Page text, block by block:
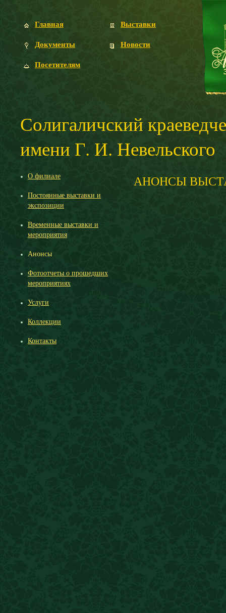
Главная
Документы
Посетителям
Выставки
Новости
Солигаличский
имени Г. И. Невельского
О филиале
Постоянные выставки и
экспозиции
Временные выставки и
мероприятия
Анонсы
Фотоотчеты о прошедших
мероприятиях
Услуги
Коллекции
Контакты
АНОНСЫ